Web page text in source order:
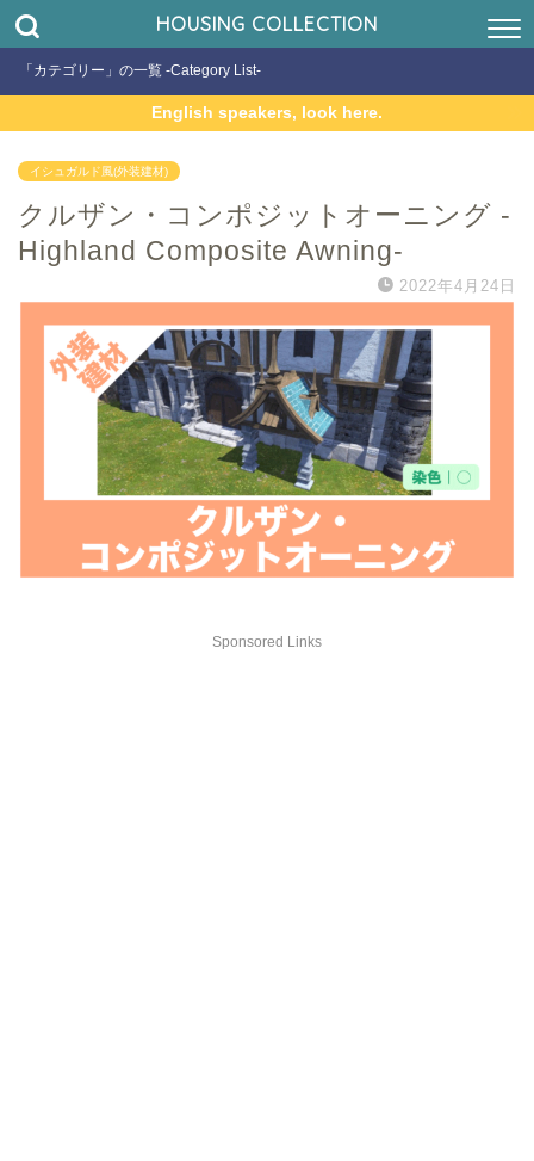
HOUSING COLLECTION
「カテゴリー」の一覧 -Category List-
English speakers, look here.
イシュガルド風(外装建材)
クルザン・コンポジットオーニング -
Highland Composite Awning-
2022年4月24日
Sponsored Links